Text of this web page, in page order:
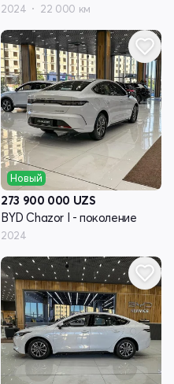
2024 22 000 км
Новый
273 900 000 UZS
BYD Chazor I - поколение
2024